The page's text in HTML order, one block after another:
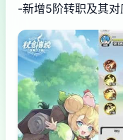
-新增5阶转职及其对